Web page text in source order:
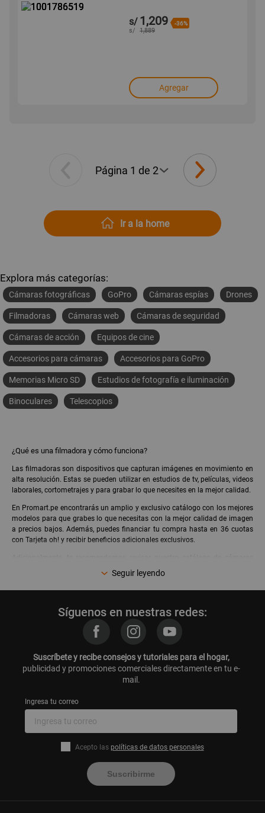
s/ 1,209 -36%
s/ 1,889
Agregar
Ir a la home
Explora más categorías:
Cámaras fotográficas GoPro Cámaras espías Drones
Filmadoras Cámaras web Cámaras de seguridad
Cámaras de acción Equipos de cine
Accesorios para cámaras Accesorios para GoPro
Memorias Micro SD Estudios de fotografía e iluminación
Binoculares Telescopios
¿Qué es una filmadora y cómo funciona?
Las filmadoras son dispositivos que capturan imágenes en movimiento en
alta resolución. Estas se pueden utilizar en estudios de tv, películas, videos
laborales, cortometrajes y para grabar lo que necesites en la mejor calidad.
En Promart.pe encontrarás un amplio y exclusivo catálogo con los mejores
modelos para que grabes lo que necesitas con la mejor calidad de imagen
a precios bajos. Además, puedes financiar tu compra hasta en 36 cuotas
con Tarjeta oh! y recibir beneficios adicionales exclusivos.
para que complementes tu compra con los mejores dispositivos y
¡Encuéntralos con las mejores ofertas del año durante elCyber Days
Seguir leyendo
Síguenos en nuestras redes:
Suscríbete y recibe consejos y tutoriales para el hogar,
publicidad y promociones comerciales directamente en tu e-
mail.
Ingresa tu correo
Acepto las políticas de datos personales
Suscribirme